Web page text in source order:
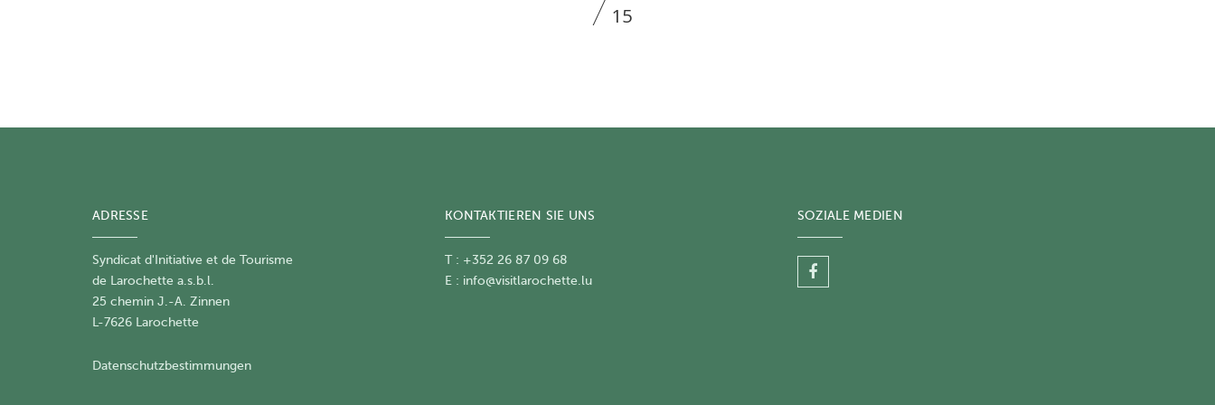
15
ADRESSE
Syndicat d'Initiative et de Tourisme
de Larochette a.s.b.l.
25 chemin J.-A. Zinnen
L-7626 Larochette
Datenschutzbestimmungen
KONTAKTIEREN SIE UNS
T : +352 26 87 09 68
E : info@visitlarochette.lu
SOZIALE MEDIEN